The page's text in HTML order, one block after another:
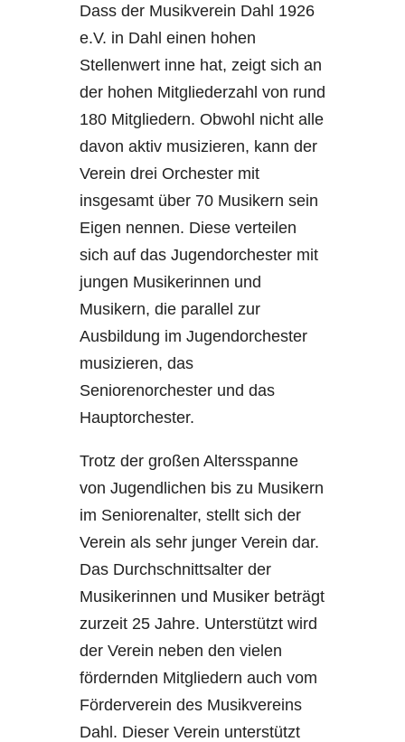
Dass der Musikverein Dahl 1926
e.V. in Dahl einen hohen
Stellenwert inne hat, zeigt sich an
der hohen Mitgliederzahl von rund
180 Mitgliedern. Obwohl nicht alle
davon aktiv musizieren, kann der
Verein drei Orchester mit
insgesamt über 70 Musikern sein
Eigen nennen. Diese verteilen
sich auf das Jugendorchester mit
jungen Musikerinnen und
Musikern, die parallel zur
Ausbildung im Jugendorchester
musizieren, das
Seniorenorchester und das
Hauptorchester.
Trotz der großen Altersspanne
von Jugendlichen bis zu Musikern
im Seniorenalter, stellt sich der
Verein als sehr junger Verein dar.
Das Durchschnittsalter der
Musikerinnen und Musiker beträgt
zurzeit 25 Jahre. Unterstützt wird
der Verein neben den vielen
fördernden Mitgliedern auch vom
Förderverein des Musikvereins
Dahl. Dieser Verein unterstützt